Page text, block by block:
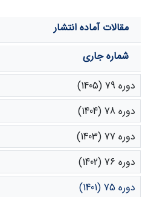
مقالات آماده انتشار
شماره جاری
دوره 79 (1405)
دوره 78 (1404)
دوره 77 (1403)
دوره 76 (1402)
دوره 75 (1401)